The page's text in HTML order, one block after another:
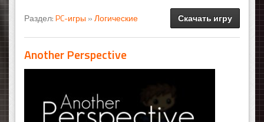
Раздел:PC-игры»Логические Скачать игру
Another Perspective